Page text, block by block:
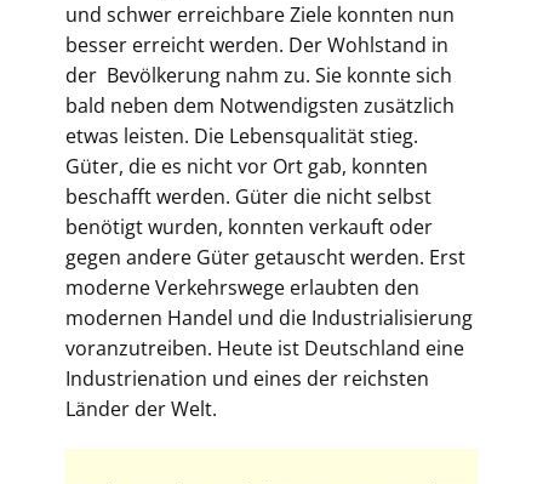
und schwer erreichbare Ziele konnten nun
besser erreicht werden. Der Wohlstand in
der Bevölkerung nahm zu. Sie konnte sich
bald neben dem Notwendigsten zusätzlich
etwas leisten. Die Lebensqualität stieg.
Güter, die es nicht vor Ort gab, konnten
beschafft werden. Güter die nicht selbst
benötigt wurden, konnten verkauft oder
gegen andere Güter getauscht werden. Erst
moderne Verkehrswege erlaubten den
modernen Handel und die Industrialisierung
voranzutreiben. Heute ist Deutschland eine
Industrienation und eines der reichsten
Länder der Welt.